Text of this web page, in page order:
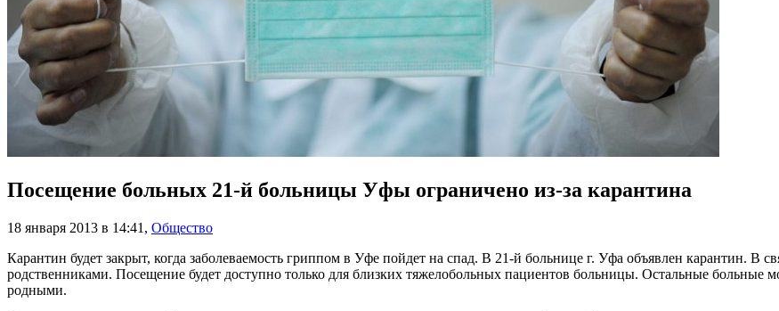
Посещение больных 21-й больницы Уфы ограничено из-за карантина
18 января 2013 в 14:41 , Общество
Карантин будет закрыт, когда заболеваемость гриппом в Уфе пойдет на спад. В 21-й больнице г. Уфа объявлен карантин. В
родственниками. Посещение будет доступно только для близких тяжелобольных пациентов больницы. Остальные больные
родными.